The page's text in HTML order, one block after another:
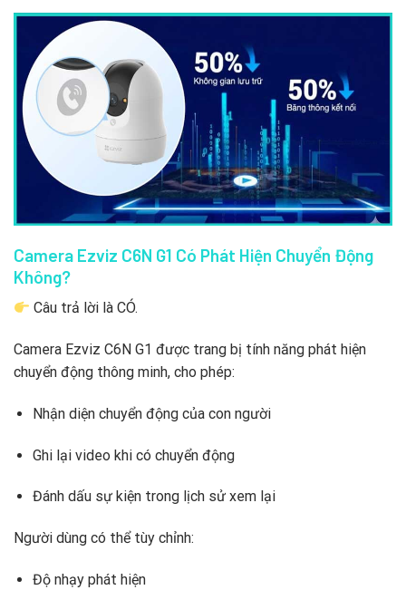
Camera Ezviz C6N G1 Có Phát Hiện Chuyển Động
Không?
Câu trả lời là CÓ.
Camera Ezviz C6N G1 được trang bị tính năng phát hiện
chuyển động thông minh, cho phép:
Nhận diện chuyển động của con người
Ghi lại video khi có chuyển động
Đánh dấu sự kiện trong lịch sử xem lại
Người dùng có thể tùy chỉnh:
Độ nhạy phát hiện